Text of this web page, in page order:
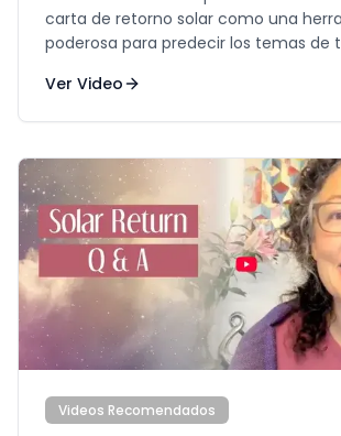
carta de retorno solar como una
poderosa para predecir los temas de
Ver Video
Videos Recomendados